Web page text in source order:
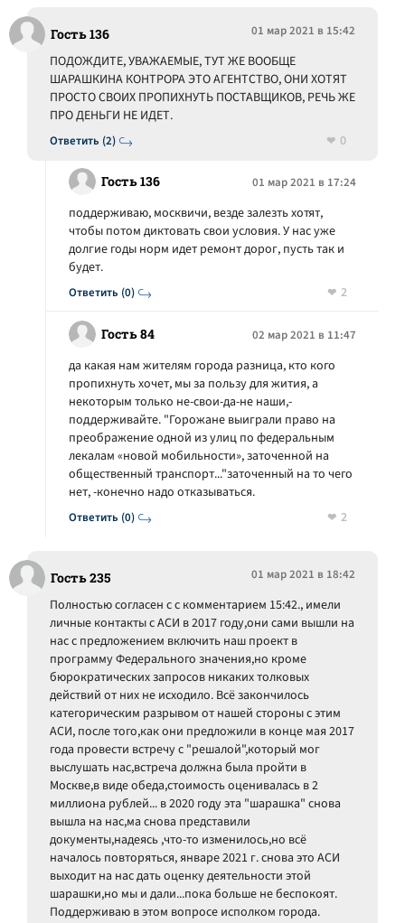
Гость 136 01 мар 2021 в 15:42
Ответить (2)
ПОДОЖДИТЕ, УВАЖАЕМЫЕ, ТУТ ЖЕ ВООБЩЕ
ШАРАШКИНА КОНТРОРА ЭТО АГЕНТСТВО, ОНИ ХОТЯТ
ПРОСТО СВОИХ ПРОПИХНУТЬ ПОСТАВЩИКОВ, РЕЧЬ ЖЕ
ПРО ДЕНЬГИ НЕ ИДЕТ.
0
Гость 136 01 мар 2021 в 17:24
Ответить (0)
поддерживаю, москвичи, везде залезть хотят,
чтобы потом диктовать свои условия. У нас уже
долгие годы норм идет ремонт дорог, пусть так и
будет.
2
Гость 84 02 мар 2021 в 11:47
Ответить (0)
да какая нам жителям города разница, кто кого
пропихнуть хочет, мы за пользу для жития, а
некоторым только не-свои-да-не наши,-
поддерживайте. "Горожане выиграли право на
преображение одной из улиц по федеральным
лекалам «новой мобильности», заточенной на
общественный транспорт..."заточенный на то чего
нет, -конечно надо отказываться.
2
Гость 235 01 мар 2021 в 18:42
Полностью согласен с с комментарием 15:42., имели
личные контакты с АСИ в 2017 году,они сами вышли на
нас с предложением включить наш проект в
программу Федерального значения,но кроме
бюрократических запросов никаких толковых
действий от них не исходило. Всё закончилось
категорическим разрывом от нашей стороны с этим
АСИ, после того,как они предложили в конце мая 2017
года провести встречу с "решалой",который мог
выслушать нас,встреча должна была пройти в
Москве,в виде обеда,стоимость оценивалась в 2
миллиона рублей... в 2020 году эта "шарашка" снова
вышла на нас,ма снова представили
документы,надеясь ,что-то изменилось,но всё
началось повторяться, январе 2021 г. снова это АСИ
выходит на нас дать оценку деятельности этой
шарашки,но мы и дали...пока больше не беспокоят.
Поддерживаю в этом вопросе исполком города.